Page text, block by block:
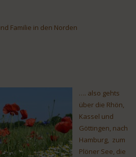
Familie in den Norden
…. also gehts
über die Rhön,
Kassel und
Göttingen, nach
Hamburg, zum
Plöner See, die